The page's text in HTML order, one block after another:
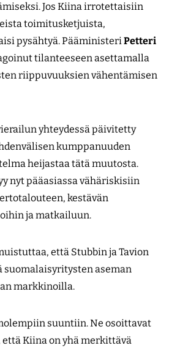
Jos Kiina irrotettaisiin
toimitusketjuista,
pysähtyä. PääministeriPetteri
tilanteeseen asettamalla
riippuvuuksien vähentämisen
yhteydessä päivitetty
kumppanuuden
heijastaa tätä muutosta.
nyt pääasiassa vähäriskisiin
kestävän
ja matkailuun.
että Stubbin ja Tavion
suomalaisyritysten aseman
markkinoilla.
suuntiin. Ne osoittavat
Kiina on yhä merkittävä